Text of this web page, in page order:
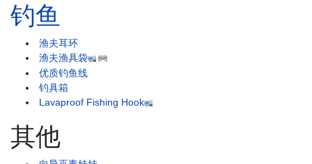
钓鱼
渔夫耳环
渔夫渔具袋
优质钓鱼线
钓具箱
Lavaproof Fishing Hook
其他